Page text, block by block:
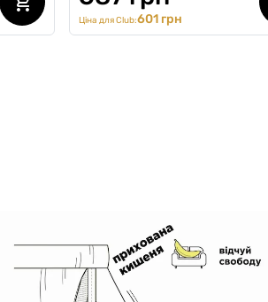
Ціна для Club:601 грн